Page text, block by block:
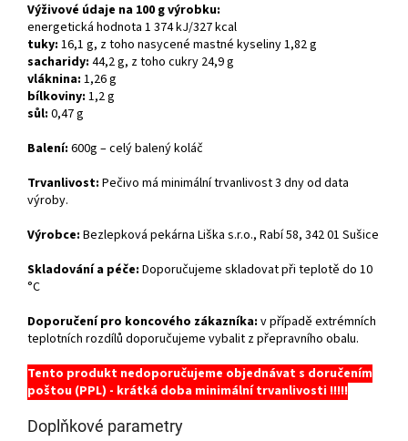
Výživové údaje na 100 g výrobku:
energetická hodnota 1 374kJ/327kcal
tuky: 16,1 g, z toho nasycené mastné kyseliny 1,82g
sacharidy: 44,2g, z toho cukry 24,9g
vláknina: 1,26g
bílkoviny: 1,2g
sůl: 0,47g
Balení: 600g – celý balený koláč
Trvanlivost: Pečivo má minimální trvanlivost 3 dny od data
výroby.
Výrobce: Bezlepková pekárna Liška s.r.o., Rabí 58, 342 01 Sušice
Skladování a péče: Doporučujeme skladovat při teplotě do 10
°C
Doporučení pro koncového zákazníka: v případě extrémních
teplotních rozdílů doporučujeme vybalit z přepravního obalu.
Tento produkt nedoporučujeme objednávat s doručením
poštou (PPL) - krátká doba minimální trvanlivosti !!!!!
Doplňkové parametry